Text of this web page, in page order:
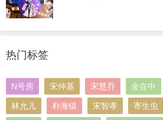
热门标签
N号房 宋仲基 宋慧乔 金在中
林允儿 朴海镇 宋智孝 寄生虫